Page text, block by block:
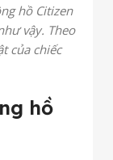
hồ Citizen
vậy. Theo
của chiếc
hồ